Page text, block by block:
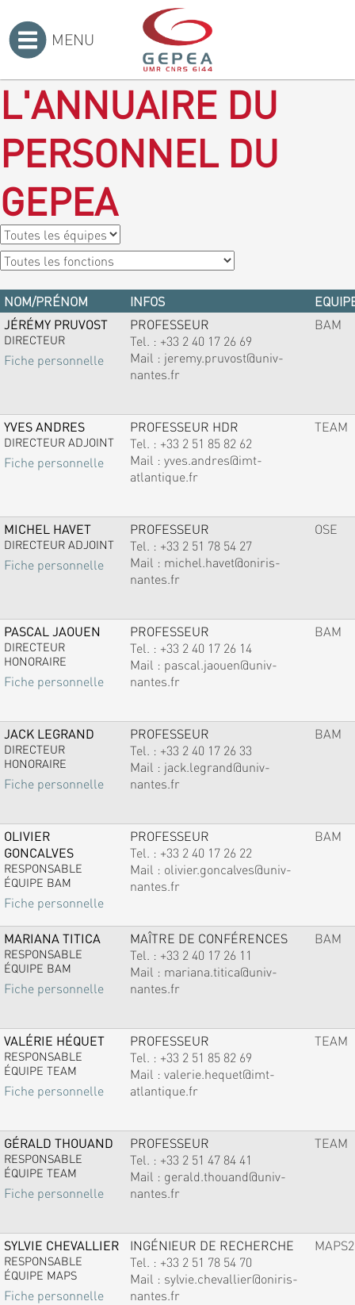
MENU
L'ANNUAIRE DU
PERSONNEL DU
GEPEA
NOM/PRÉNOM INFOS
JÉRÉMY PRUVOST
DIRECTEUR
Fiche personnelle
PROFESSEUR
Tel. : +33 2 40 17 26 69
Mail : jeremy.pruvost@univ-
nantes.fr
BAM
YVES ANDRES
DIRECTEUR ADJOINT
Fiche personnelle
PROFESSEUR HDR
Tel. : +33 2 51 85 82 62
Mail : yves.andres@imt-
atlantique.fr
TEAM
MICHEL HAVET
DIRECTEUR ADJOINT
Fiche personnelle
PROFESSEUR
Tel. : +33 2 51 78 54 27
Mail : michel.havet@oniris-
nantes.fr
OSE
PASCAL JAOUEN
DIRECTEUR
HONORAIRE
Fiche personnelle
PROFESSEUR
Tel. : +33 2 40 17 26 14
Mail : pascal.jaouen@univ-
nantes.fr
BAM
JACK LEGRAND
DIRECTEUR
HONORAIRE
Fiche personnelle
PROFESSEUR
Tel. : +33 2 40 17 26 33
Mail : jack.legrand@univ-
nantes.fr
BAM
OLIVIER
GONCALVES
RESPONSABLE
ÉQUIPE BAM
Fiche personnelle
PROFESSEUR
Tel. : +33 2 40 17 26 22
Mail : olivier.goncalves@univ-
nantes.fr
BAM
MARIANA TITICA
RESPONSABLE
ÉQUIPE BAM
Fiche personnelle
MAÎTRE DE CONFÉRENCES
Tel. : +33 2 40 17 26 11
Mail : mariana.titica@univ-
nantes.fr
BAM
VALÉRIE HÉQUET
RESPONSABLE
ÉQUIPE TEAM
Fiche personnelle
PROFESSEUR
Tel. : +33 2 51 85 82 69
Mail : valerie.hequet@imt-
atlantique.fr
TEAM
GÉRALD THOUAND
RESPONSABLE
ÉQUIPE TEAM
Fiche personnelle
PROFESSEUR
Tel. : +33 2 51 47 84 41
Mail : gerald.thouand@univ-
nantes.fr
TEAM
SYLVIE CHEVALLIER
RESPONSABLE
ÉQUIPE MAPS
Fiche personnelle
INGÉNIEUR DE RECHERCHE
Tel. : +33 2 51 78 54 70
Mail : sylvie.chevallier@oniris-
nantes.fr
MAPS2